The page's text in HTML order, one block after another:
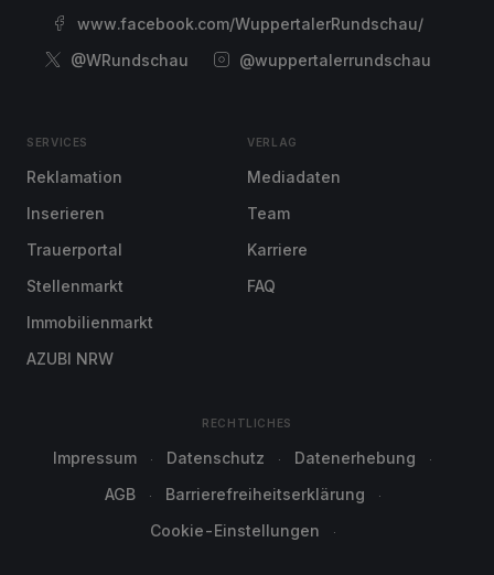
www.facebook.com/WuppertalerRundschau/
@WRundschau
@wuppertalerrundschau
SERVICES
Reklamation
Inserieren
Trauerportal
Stellenmarkt
Immobilienmarkt
AZUBI NRW
VERLAG
Mediadaten
Team
Karriere
FAQ
RECHTLICHES
Impressum Datenschutz
Datenerhebung
AGB
Barrierefreiheitserklärung
Cookie-Einstellungen